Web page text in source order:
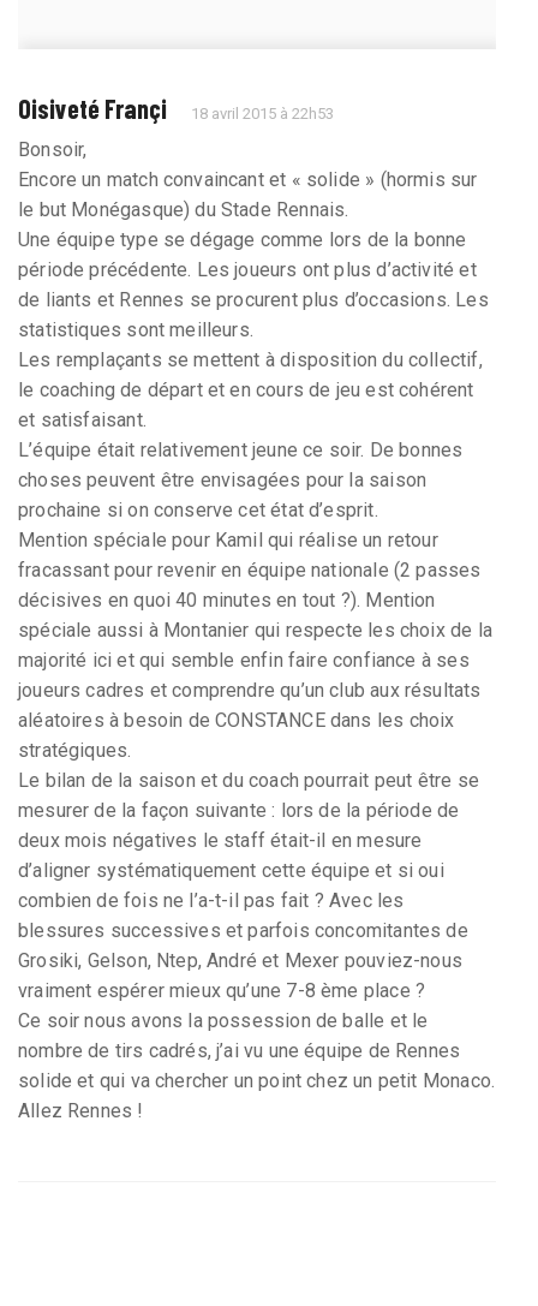
Oisiveté Françi 18 avril 2015 à 22h53
Bonsoir,
Encore un match convaincant et « solide » (hormis sur
le but Monégasque) du Stade Rennais.
Une équipe type se dégage comme lors de la bonne
période précédente. Les joueurs ont plus d’activité et
de liants et Rennes se procurent plus d’occasions. Les
statistiques sont meilleurs.
Les remplaçants se mettent à disposition du collectif,
le coaching de départ et en cours de jeu est cohérent
et satisfaisant.
L’équipe était relativement jeune ce soir. De bonnes
choses peuvent être envisagées pour la saison
prochaine si on conserve cet état d’esprit.
Mention spéciale pour Kamil qui réalise un retour
fracassant pour revenir en équipe nationale (2 passes
décisives en quoi 40 minutes en tout ?). Mention
spéciale aussi à Montanier qui respecte les choix de la
majorité ici et qui semble enfin faire confiance à ses
joueurs cadres et comprendre qu’un club aux résultats
aléatoires à besoin de CONSTANCE dans les choix
stratégiques.
Le bilan de la saison et du coach pourrait peut être se
mesurer de la façon suivante : lors de la période de
deux mois négatives le staff était-il en mesure
d’aligner systématiquement cette équipe et si oui
combien de fois ne l’a-t-il pas fait ? Avec les
blessures successives et parfois concomitantes de
Grosiki, Gelson, Ntep, André et Mexer pouviez-nous
vraiment espérer mieux qu’une 7-8 ème place ?
Ce soir nous avons la possession de balle et le
nombre de tirs cadrés, j’ai vu une équipe de Rennes
solide et qui va chercher un point chez un petit Monaco.
Allez Rennes !